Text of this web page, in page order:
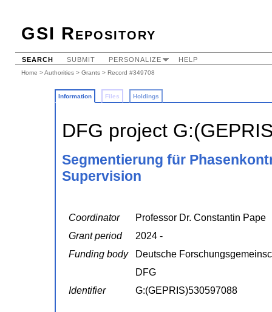
GSI Repository
SEARCH SUBMIT PERSONALIZE HELP
Home >Authorities > Grants > Record #349708
Information Files Holdings
DFG project
Segmentierung für
Supervision
Coordinator
Professor Dr. Constantin Pape
Grant period
2024 -
Funding body
Deutsche
DFG
Identifier
G:(GEPRIS)530597088